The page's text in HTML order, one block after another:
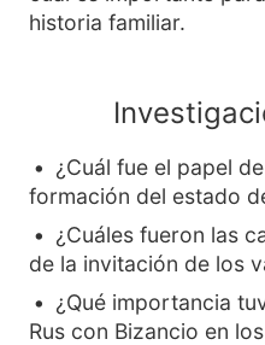
historia familiar.
¿Cuál fue el papel
formación del estado
¿Cuáles fueron las
de la invitación de los
¿Qué importancia
Rus con Bizancio en